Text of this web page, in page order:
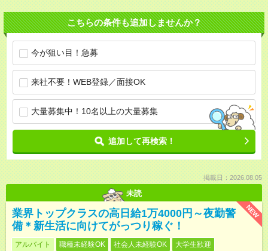
こちらの条件も追加しませんか？
今が狙い目！急募
来社不要！WEB登録／面接OK
大量募集中！10名以上の大量募集
追加して再検索！
掲載日：2026.08.05
未読
NEW
業界トップクラスの高日給1万4000円～夜勤警
備＊新生活に向けてがっつり稼ぐ！
アルバイト 職種未経験OK 社会人未経験OK 大学生歓迎